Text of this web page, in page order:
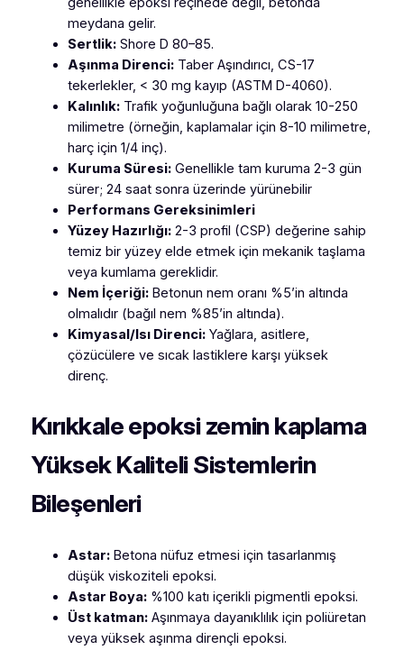
meydana gelir.
Sertlik:Shore D 80–85.
Aşınma Direnci:Taber Aşındırıcı, CS-17
tekerlekler, < 30 mg kayıp (ASTM D-4060).
Kalınlık:Trafik yoğunluğuna bağlı olarak 10-250
milimetre (örneğin, kaplamalar için 8-10 milimetre,
harç için 1/4 inç).
Kuruma Süresi:Genellikle tam kuruma 2-3 gün
sürer; 24 saat sonra üzerinde yürünebilir
Performans Gereksinimleri
Yüzey Hazırlığı:2-3 profil (CSP) değerine sahip
temiz bir yüzey elde etmek için mekanik taşlama
veya kumlama gereklidir.
Nem İçeriği:Betonun nem oranı %5’in altında
olmalıdır (bağıl nem %85’in altında).
Kimyasal/Isı Direnci:Yağlara, asitlere,
çözücülere ve sıcak lastiklere karşı yüksek
direnç.
Kırıkkaleepoksi zemin kaplama
Yüksek Kaliteli Sistemlerin
Bileşenleri
Astar:Betona nüfuz etmesi için tasarlanmış
düşük viskoziteli epoksi.
Astar Boya:%100 katı içerikli pigmentli epoksi.
Üst katman:Aşınmaya dayanıklılık için poliüretan
veya yüksek aşınma dirençli epoksi.